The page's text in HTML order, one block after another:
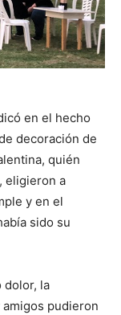
en el hecho
decoración de
quién
eligieron a
y en el
sido su
dolor, la
pudieron